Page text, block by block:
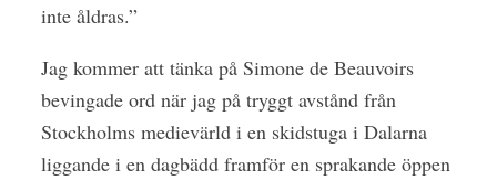
inte åldras.”
Jag kommer att tänka på Simone de Beauvoirs
bevingade ord när jag på tryggt avstånd från
Stockholms medievärld i en skidstuga i Dalarna
liggande i en dagbädd framför en sprakande öppen